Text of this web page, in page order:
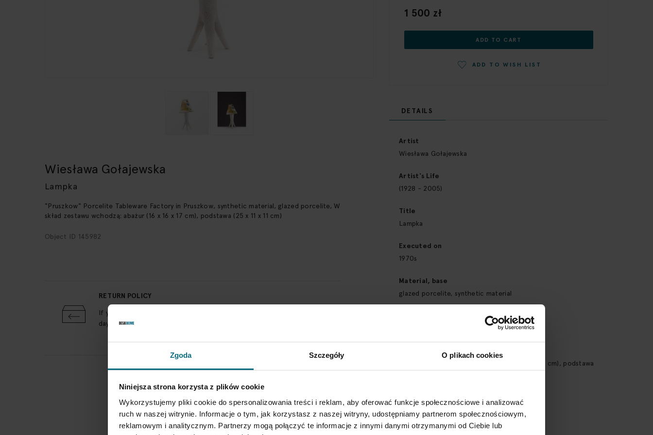
Zgoda Szczegóły O plikach cookies
Niniejsza strona korzysta z plików cookie
Wykorzystujemy pliki cookie do spersonalizowania treści i reklam, aby oferować funkcje społecznościowe i analizować
ruch w naszej witrynie. Informacje o tym, jak korzystasz z naszej witryny, udostępniamy partnerom społecznościowym,
reklamowym i analitycznym. Partnerzy mogą połączyć te informacje z innymi danymi otrzymanymi od Ciebie lub
beginning
of
images
gallery
Wiesława Gołajewska
Lampka
"Pruszkow" Porcelite Tableware Factory in Pruszkow, synthetic material, glazed porcelite, W
skład zestawu wchodzą: abażur (16 x 16 x 17 cm), podstawa (25 x 11 x 11 cm)
Object ID 145982
RETURN POLICY
If you wish to return a product, please contact Service Department 3
days from the shipment arrival.
1 500 zł
ADD TO CART
ADD TO WISH LIST
DETAILS
Information
Artist
Wiesława Gołajewska
Artist's Life
(1928 - 2005)
Title
Lampka
Executed on
1970s
Material, base
glazed porcelite, synthetic material
W skład zestawu wchodzą: abażur (16 x 16 x 17 cm), podstawa
Decorative Arts
Style